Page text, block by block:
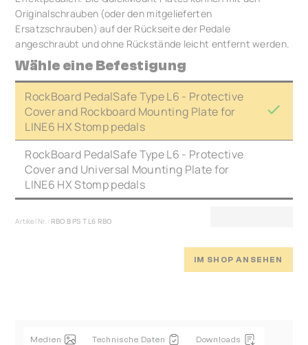
Originalschrauben (oder den mitgelieferten
Ersatzschrauben) auf der Rückseite der Pedale
angeschraubt und ohne Rückstände leicht entfernt werden.
Wähle eine Befestigung
RockBoard PedalSafe Type L6 - Protective
Cover and Rockboard Mounting Plate for
LINE6 HX Stomp pedals
RockBoard PedalSafe Type L6 - Protective
Cover and Universal Mounting Plate for
LINE6 HX Stomp pedals
Artikel Nr.: RBO B PS T L6 RBO
IM SHOP ANSEHEN
Medien Technische Daten Downloads